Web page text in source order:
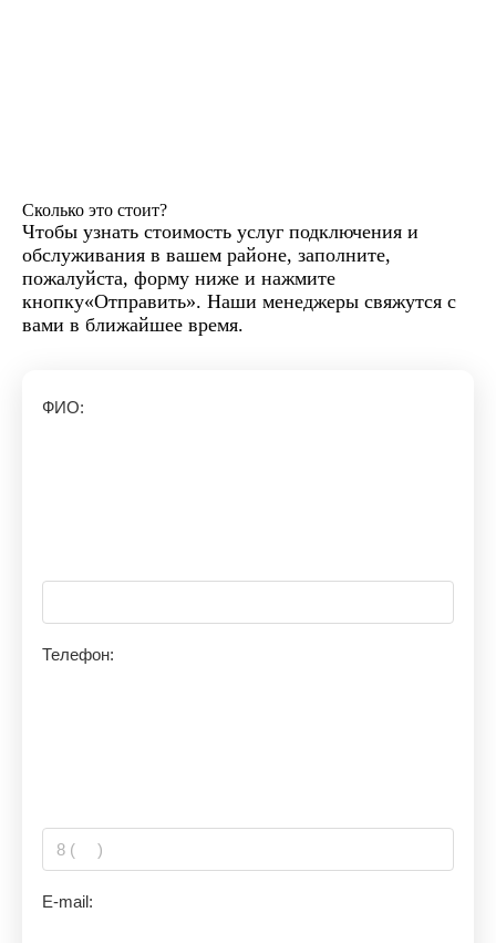
Сколько это стоит?
Чтобы узнать стоимость услуг подключения и
обслуживания в вашем районе, заполните,
пожалуйста, форму ниже и нажмите
кнопку«Отправить». Наши менеджеры свяжутся с
вами в ближайшее время.
ФИО:
Телефон:
E-mail: